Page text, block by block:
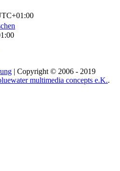
| Copyright © 2006 - 2019
multimedia concepts e.K..